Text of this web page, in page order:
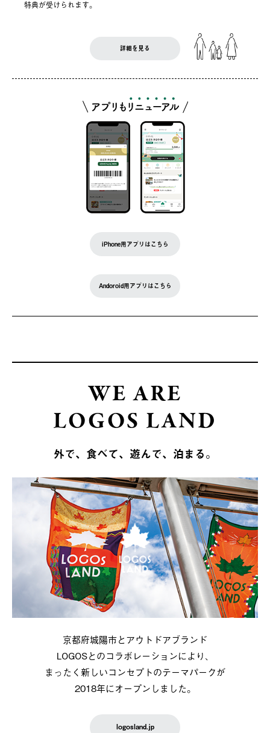
特典が受けられます。
詳細を見る
iPhone用アプリはこちら
Andoroid用アプリはこちら
WE ARE
LOGOS LAND
外で、食べて、遊んで、泊まる。
京都府城陽市とアウトドアブランド
LOGOSとのコラボレーションにより、
まったく新しいコンセプトのテーマパークが
2018年にオープンしました。
logosland.jp